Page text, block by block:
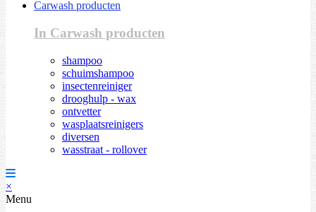
Carwash producten
In Carwash producten
shampoo
schuimshampoo
insectenreiniger
drooghulp - wax
ontvetter
wasplaatsreinigers
diversen
wasstraat - rollover
×
Menu